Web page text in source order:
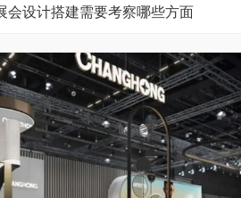
会设计搭建需要考察哪些方面